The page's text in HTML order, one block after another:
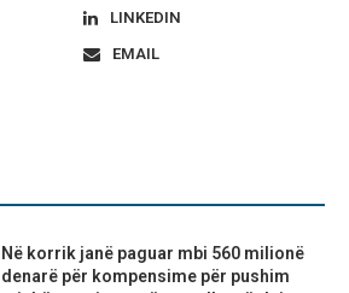
LINKEDIN
EMAIL
Në korrik janë paguar mbi 560 milionë
denarë për kompensime për pushim